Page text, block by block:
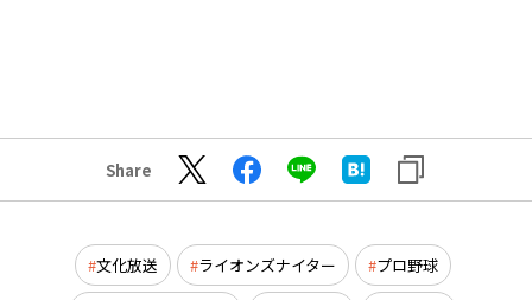
Share
文化放送 ライオンズナイター プロ野球